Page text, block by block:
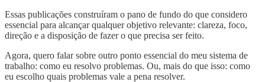
Essas publicações construíram o pano de fundo do que considero
essencial para alcançar qualquer objetivo relevante: clareza, foco,
direção e a disposição de fazer o que precisa ser feito.
Agora, quero falar sobre outro ponto essencial do meu sistema de
trabalho: como eu resolvo problemas. Ou, mais do que isso: como
eu escolho quais problemas vale a pena resolver.